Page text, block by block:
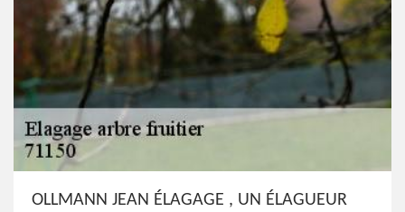
OLLMANN JEAN ÉLAGAGE , UN ÉLAGUEUR